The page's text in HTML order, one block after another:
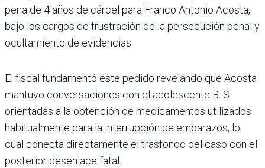
pena de 4 años de cárcel para Franco Antonio Acosta,
bajo los cargos de frustración de la persecución penal y
ocultamiento de evidencias.
El fiscal fundamentó este pedido revelando que Acosta
mantuvo conversaciones con el adolescente B. S.
orientadas a la obtención de medicamentos utilizados
habitualmente para la interrupción de embarazos, lo
cual conecta directamente el trasfondo del caso con el
posterior desenlace fatal.